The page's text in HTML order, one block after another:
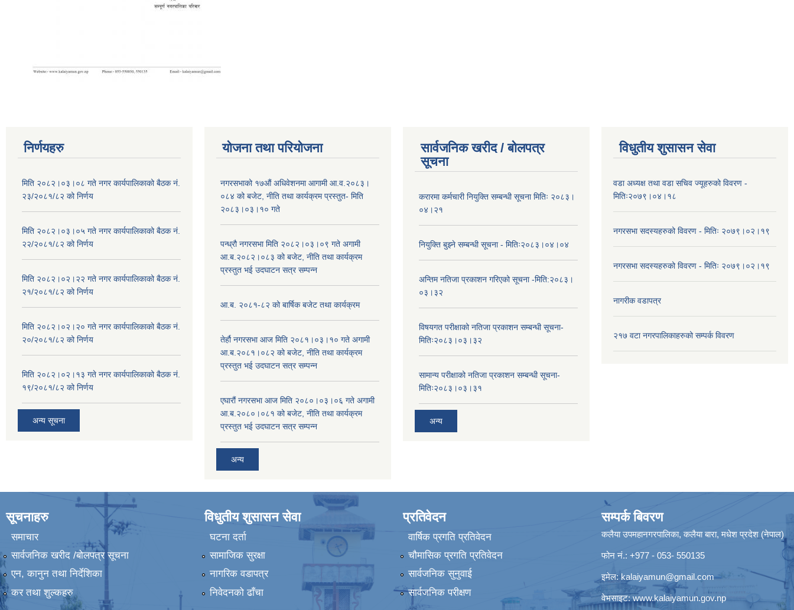
निर्णयहरु
मिति २०८२।०३।०८ गते नगर कार्यपालिकाको बैठक नं.
२३/२०८१/८२ को निर्णय
मिति २०८२।०३।०५ गते नगर कार्यपालिकाको बैठक नं.
२२/२०८१/८२ को निर्णय
मिति २०८२।०२।२२ गते नगर कार्यपालिकाको बैठक नं.
२१/२०८१/८२ को निर्णय
मिति २०८२।०२।२० गते नगर कार्यपालिकाको बैठक नं.
२०/२०८१/८२ को निर्णय
मिति २०८२।०२।१३ गते नगर कार्यपालिकाको बैठक नं.
१९/२०८१/८२ को निर्णय
अन्य सूचना
योजना तथा परियोजना
नगरसभाको १७औं अधिवेशनमा आगामी आ.व.२०८३।
०८४ को बजेट, नीति तथा कार्यक्रम प्रस्तुत- मिति
२०८३।०३।१० गते
पन्ध्रौ नगरसभा मिति २०८२।०३।०९ गते अगामी
आ.ब.२०८२।०८३ को बजेट, नीति तथा कार्यक्रम
प्रस्तुत भई उदघाटन सत्र सम्पन्न
आ.ब. २०८१-८२ को बार्षिक बजेट तथा कार्यक्रम
तेर्हौ नगरसभा आज मिति २०८१।०३।१० गते अगामी
आ.ब.२०८१।०८२ को बजेट, नीति तथा कार्यक्रम
प्रस्तुत भई उदघाटन सत्र सम्पन्न
एघारौं नगरसभा आज मिति २०८०।०३।०६ गते अगामी
आ.ब.२०८०।०८१ को बजेट, नीति तथा कार्यक्रम
प्रस्तुत भई उदघाटन सत्र सम्पन्न
अन्य
सार्वजनिक खरीद / बोलपत्र
सूचना
करारमा कर्मचारी नियुक्ति सम्बन्धी सूचना मितिः २०८३।
०४।२१
नियुक्ति बुझ्ने सम्बन्धी सूचना - मितिः२०८३।०४।०४
अन्तिम नतिजा प्रकाशन गरिएको सूचना -मिति:२०८३।
०३।३२
विषयगत परीक्षाको नतिजा प्रकाशन सम्बन्धी सूचना-
मितिः२०८३।०३।३२
सामान्य परीक्षाको नतिजा प्रकाशन सम्बन्धी सूचना-
मितिः२०८३।०३।३१
अन्य
विधुतीय शुसासन सेवा
वडा अध्यक्ष तथा वडा सचिव ज्यूहरुको विवरण -
मितिः२०७९।०४।१८
नगरसभा सदस्यहरुको विवरण - मितिः २०७९।०२।१९
नगरसभा सदस्यहरुको विवरण - मितिः २०७९।०२।१९
नागरीक वडापत्र
२१७ वटा नगरपालिकाहरुको सम्पर्क विवरण
सूचनाहरु
समाचार
सार्वजनिक खरीद /बोलपत्र सूचना
एन, कानुन तथा निर्देशिका
कर तथा शुल्कहरु
विधुतीय शुसासन सेवा
घटना दर्ता
सामाजिक सुरक्षा
नागरिक वडापत्र
निवेदनको ढाँचा
प्रतिवेदन
वार्षिक प्रगति प्रतिवेदन
चौमासिक प्रगति प्रतिवेदन
सार्वजनिक सुनुवाई
सार्वजनिक परीक्षण
सम्पर्क बिवरण
कलैया उपमहानगरपालिका, कलैया बारा, मधेश प्रदेश (नेपाल)
फोन नं.: +977 - 053- 550135
इमेल: kalaiyamun@gmail.com
वेभसाइट:www.kalaiyamun.gov.np